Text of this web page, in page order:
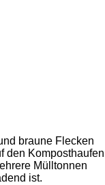
braune Flecken
den Komposthaufen
Mülltonnen
ist.